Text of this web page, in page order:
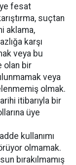
fesat
suçtan
aklama,
karşı
veya bu
olan bir
veya
olmak.
itibarıyla bir
üye
kullanımı
olmamak.
bırakılmamış